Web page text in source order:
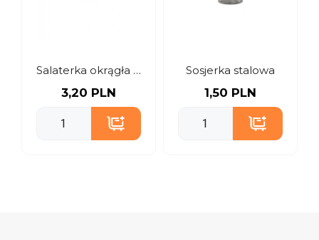
Salaterka okrągła 18 cm
3,20 PLN
Sosjerka stalowa
1,50 PLN